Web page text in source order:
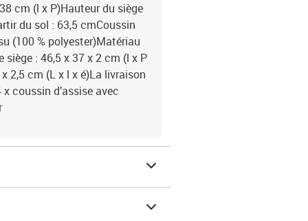
cm (l x P)Hauteur du siège
du sol : 63,5 cmCoussin
(100 % polyester)Matériau
: 46,5 x 37 x 2 cm (l x P
2,5 cm (L x l x é)La livraison
coussin d’assise avec